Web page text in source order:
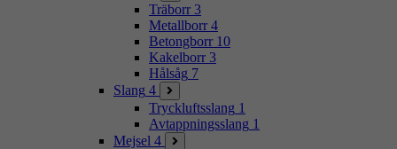
Träborr 3
Metallborr 4
Betongborr 10
Kakelborr 3
Hålsåg 7
Slang 4
Tryckluftsslang 1
Avtappningsslang 1
Mejsel 4